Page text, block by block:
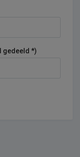
gedeeld *)